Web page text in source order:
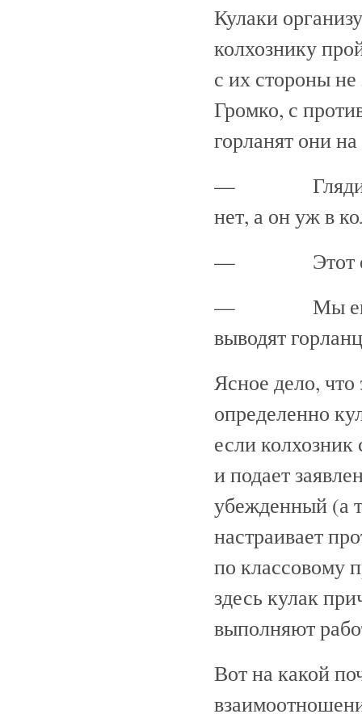
Кулаки
колхознику
с их стороны
Громко, с
горланят они
— Глядик-сь,
нет, а он уж в
— Этот еще
— Мы его
выводят
Ясное дело, что
определенно
если колхозник
и подает
убежденный (а
настраивает
по классовому
здесь кулак
выполняют
Вот на какой